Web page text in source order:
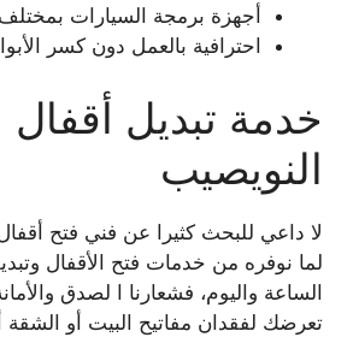
أجهزة برمجة السيارات بمختلف
احترافية بالعمل دون كسر
خدمة تبديل أقفال
النويصيب
لا داعي للبحث كثيرا عن فني فتح
لما نوفره من خدمات فتح الأقفال
الساعة واليوم، فشعارنا ا لصدق
تعرضك لفقدان مفاتيح البيت أو الشقة